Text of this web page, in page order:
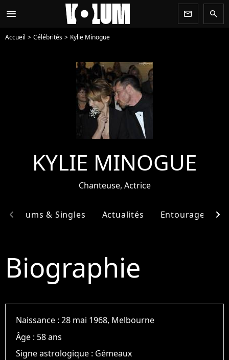
menu newsletter search
Accueil Célébrités Kylie Minogue
KYLIE MINOGUE
Chanteuse, Actrice
Albums & Singles Actualités Entourage
chevron_left chevron_right
Biographie
Naissance :28 mai 1968, Melbourne
Âge : 58 ans
Signe astrologique : Gémeaux